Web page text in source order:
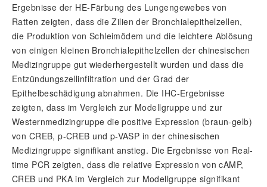
Ergebnisse der HE-Färbung des Lungengewebes von
Ratten zeigten, dass die Zilien der Bronchialepithelzellen,
die Produktion von Schleimödem und die leichtere Ablösung
von einigen kleinen Bronchialepithelzellen der chinesischen
Medizingruppe gut wiederhergestellt wurden und dass die
Entzündungszellinfiltration und der Grad der
Epithelbeschädigung abnahmen. Die IHC-Ergebnisse
zeigten, dass im Vergleich zur Modellgruppe und zur
Westernmedizingruppe die positive Expression (braun-gelb)
von CREB, p-CREB und p-VASP in der chinesischen
Medizingruppe signifikant anstieg. Die Ergebnisse von Real-
time PCR zeigten, dass die relative Expression von cAMP,
CREB und PKA im Vergleich zur Modellgruppe signifikant